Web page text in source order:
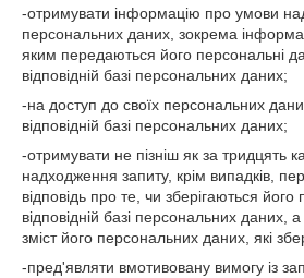
-отримувати інформацію про умови
персональних даних, зокрема
яким передаються його персональні
відповідній базі персональних даних;
-на доступ до своїх персональних
відповідній базі персональних даних;
-отримувати не пізніш як за тридцять
надходження запиту, крім випадків,
відповідь про те, чи зберігаються його
відповідній базі персональних даних,
зміст його персональних даних, які
-пред'являти вмотивовану вимогу із